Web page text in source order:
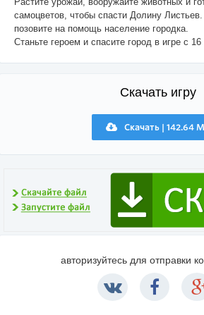
самоцветов, чтобы спасти Долину
позовите на помощь население городка.
Станьте героем и спасите город в игре с
Скачать игру
Скачать | 142.64
авторизуйтесь для отправки